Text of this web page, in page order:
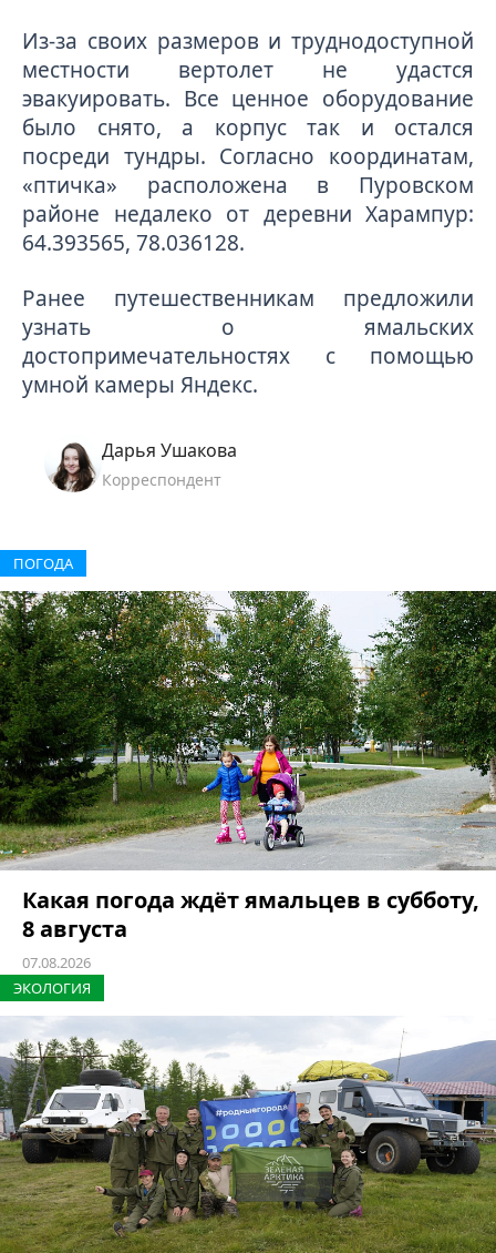
Из-за своих размеров и труднодоступной
местности вертолет не удастся
эвакуировать. Все ценное оборудование
было снято, а корпус так и остался
посреди тундры. Согласно координатам,
«птичка» расположена в Пуровском
районе недалеко от деревни Харампур:
64.393565, 78.036128.
Ранее путешественникам предложили
узнать о ямальских
достопримечательностях с помощью
умной камеры Яндекс.
Дарья Ушакова
Корреспондент
ПОГОДА
Какая погода ждёт ямальцев в субботу,
8 августа
07.08.2026
ЭКОЛОГИЯ